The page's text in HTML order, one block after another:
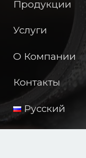
Продукции
Услуги
О Компании
Контакты
Русский